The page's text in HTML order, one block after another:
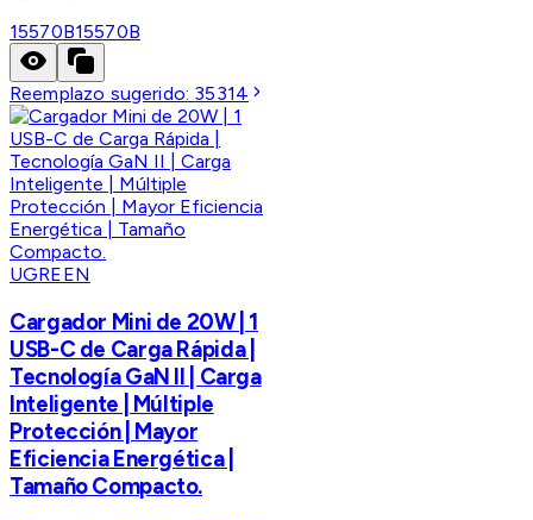
15570B15570B
Reemplazo sugerido: 35314
UGREEN
Cargador Mini de 20W | 1
USB-C de Carga Rápida |
Tecnología GaN II | Carga
Inteligente | Múltiple
Protección | Mayor
Eficiencia Energética |
Tamaño Compacto.